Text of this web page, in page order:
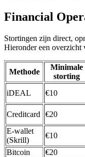
Financial
Stortingen zijn direct,
Hieronder een overzicht
Methode
Minimale
storting
iDEAL €10
Creditcard
€20
E-wallet
(Skrill)
€10
Bitcoin
€20